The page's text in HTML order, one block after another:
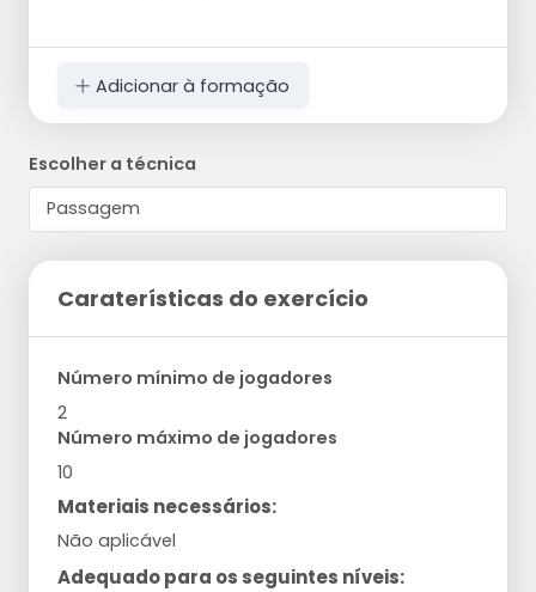
Adicionar à formação
Escolher a técnica
Caraterísticas do exercício
Número mínimo de jogadores
2
Número máximo de jogadores
10
Materiais necessários:
Não aplicável
Adequado para os seguintes níveis: